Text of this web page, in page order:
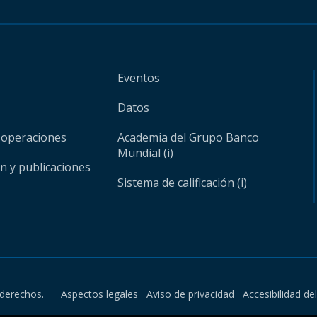
y publicaciones
Eventos
Datos
Academia del Grupo Banco
Mundial (i)
Sistema de calificación (i)
Aspectos legales Aviso de privacidad Accesibilidad